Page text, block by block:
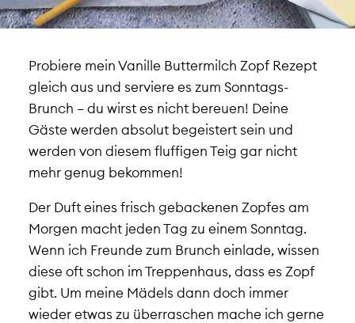
Probiere mein Vanille Buttermilch Zopf Rezept
gleich aus und serviere es zum Sonntags-
Brunch – du wirst es nicht bereuen! Deine
Gäste werden absolut begeistert sein und
werden von diesem fluffigen Teig gar nicht
mehr genug bekommen!
Der Duft eines frisch gebackenen Zopfes am
Morgen macht jeden Tag zu einem Sonntag.
Wenn ich Freunde zum Brunch einlade, wissen
diese oft schon im Treppenhaus, dass es Zopf
gibt. Um meine Mädels dann doch immer
wieder etwas zu überraschen mache ich gerne